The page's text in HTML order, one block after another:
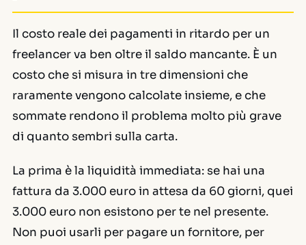
Il costo reale dei pagamenti in ritardo per un
freelancer va ben oltre il saldo mancante. È un
costo che si misura in tre dimensioni che
raramente vengono calcolate insieme, e che
sommate rendono il problema molto più grave
di quanto sembri sulla carta.
La prima è la liquidità immediata: se hai una
fattura da 3.000 euro in attesa da 60 giorni, quei
3.000 euro non esistono per te nel presente.
Non puoi usarli per pagare un fornitore, per